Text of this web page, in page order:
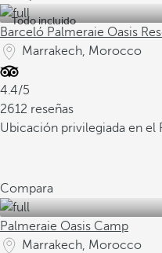
Todo incluido
Barceló Palmeraie Oasis
Marrakech, Morocco
4.4/5
2612 reseñas
Ubicación privilegiada en el
Compara
Palmeraie Oasis Camp
Marrakech, Morocco